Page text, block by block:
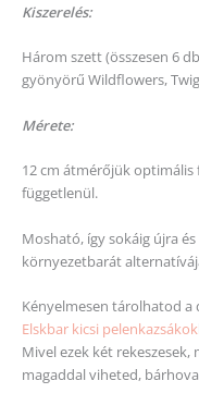
Kiszerelés:
Három szett (összesen 6
gyönyörű Wildflowers,
Mérete:
12 cm átmérőjük
függetlenül.
Mosható, így sokáig újra
környezetbarát
Kényelmesen tárolhatod a
Elskbar kicsi pelenkazsákok
Mivel ezek két
magaddal viheted,